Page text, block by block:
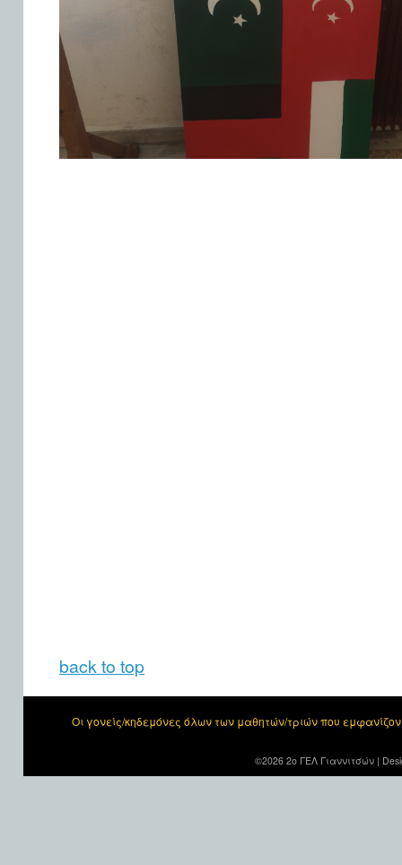
back to top
Οι γονείς/κηδεμόνες όλων των μαθητών/τριών που
©2026 2ο ΓΕΛ Γιαννιτσών |